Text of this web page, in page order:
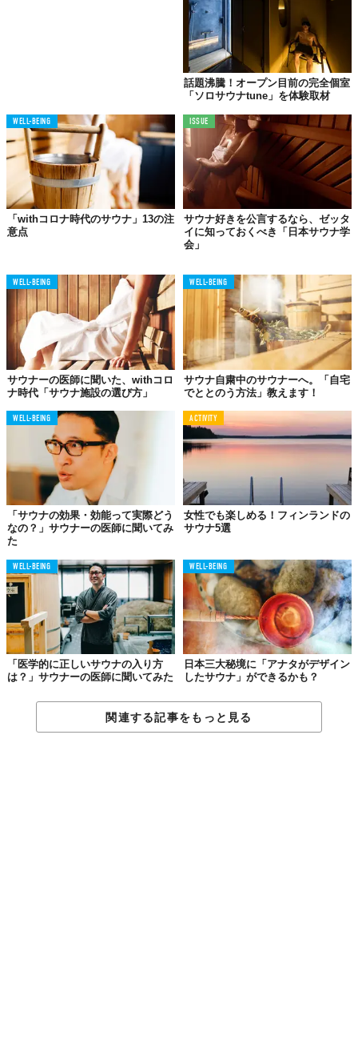
©コアミガメ
コアミガメのテーマは「宿×サウナ×犬」。今年8月に「日帰りサ
ウナ」と「ドッグラン」を、来年8月に「宿」をオープンするべ
く、現在奮闘の真っ只中。
犬？ドッグラン？
普通であれば、サウナと横並びで登場するはずのないワード。
説明する。
「使われなくなった畑を活用した広大なドッグランを作ります。
人々にサウナの楽しみがあるように、ペット目線でも楽しめる場
所になれば嬉しい。自然を満喫してもらい、『楽しい場所！』と
覚えてもらえるようなペットのための体験プランも計画していま
すよ」
話題沸騰！オープン目前の完全個室
「ソロサウナtune」を体験取材
WELL-BEING
「withコロナ時代のサウナ」13の注
意点
ISSUE
サウナ好きを公言するなら、ゼッタ
イに知っておくべき「日本サウナ学
会」
WELL-BEING
サウナーの医師に聞いた、withコロ
ナ時代「サウナ施設の選び方」
WELL-BEING
サウナ自粛中のサウナーへ。「自宅
でととのう方法」教えます！
WELL-BEING
「サウナの効果・効能って実際どう
なの？」サウナーの医師に聞いてみ
た
ACTIVITY
女性でも楽しめる！フィンランドの
サウナ5選
WELL-BEING
「医学的に正しいサウナの入り方
は？」サウナーの医師に聞いてみた
WELL-BEING
日本三大秘境に「アナタがデザイン
したサウナ」ができるかも？
関連する記事をもっと見る